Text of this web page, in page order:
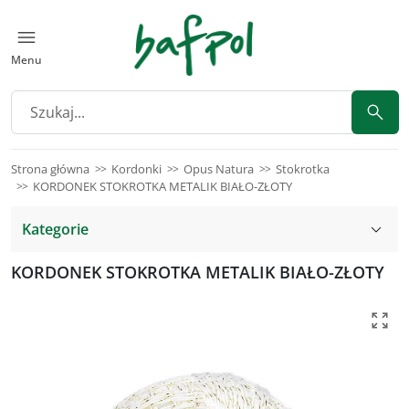
Menu
Strona główna Kordonki Opus Natura
Stokrotka
KORDONEK STOKROTKA METALIK BIAŁO-ZŁOTY
Kategorie
KORDONEK STOKROTKA METALIK BIAŁO-ZŁOTY